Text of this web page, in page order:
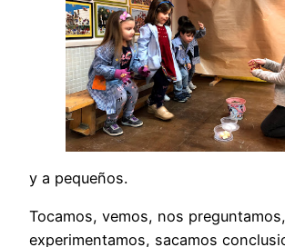
y a pequeños.
Tocamos, vemos, nos preguntamos,
experimentamos, sacamos